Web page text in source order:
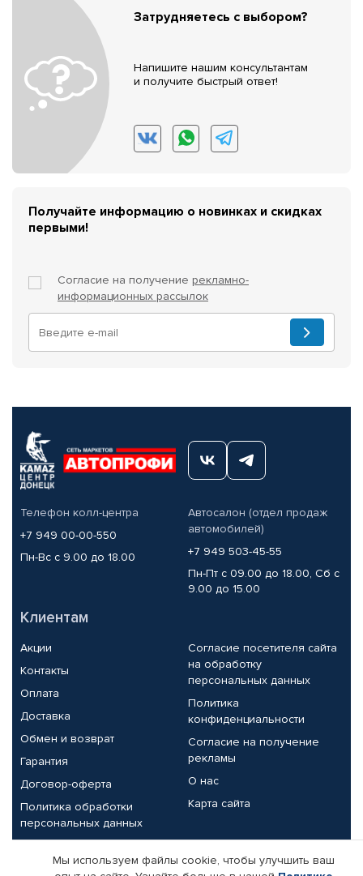
Затрудняетесь с выбором?
Напишите нашим консультантам
и получите быстрый ответ!
Получайте информацию о новинках и скидках
первыми!
Согласие на получение рекламно-
информационных рассылок
Телефон колл-центра
+7 949 00-00-550
Пн-Вс с 9.00 до 18.00
Автосалон (отдел продаж
автомобилей)
+7 949 503-45-55
Пн-Пт с 09.00 до 18.00, Сб с
9.00 до 15.00
Клиентам
Акции
Контакты
Оплата
Доставка
Обмен и возврат
Гарантия
Договор-оферта
Политика обработки
персональных данных
Согласие посетителя сайта
на обработку
персональных данных
Политика
конфиденциальности
Согласие на получение
рекламы
О нас
Карта сайта
Партнерам
Мы используем файлы cookie, чтобы улучшить ваш